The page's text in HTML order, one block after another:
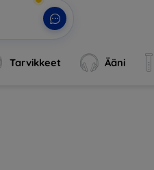
Tarvikkeet Ääni